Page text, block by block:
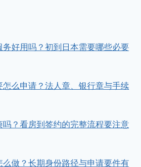
务好用吗？初到日本需要哪些必要
怎么申请？法人章、银行章与手续
？看房到签约的完整流程要注意
么做？长期身份路径与申请要件有